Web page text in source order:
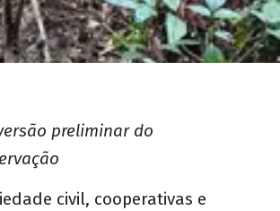
preliminar do
civil, cooperativas e